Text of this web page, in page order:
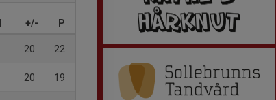
+/- P
20 22
20 19